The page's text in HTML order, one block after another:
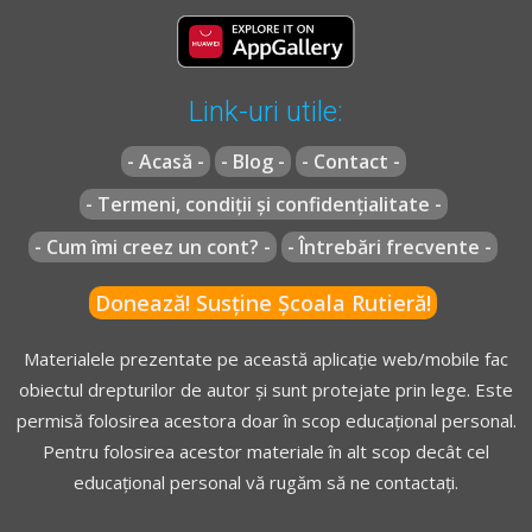
Link-uri utile:
- Acasă - - Blog -
- Contact -
- Termeni, condiții și confidențialitate -
- Cum îmi creez un cont? -
- Întrebări frecvente -
Donează! Susține Școala Rutieră!
Materialele prezentate pe această aplicație web/mobile fac
obiectul drepturilor de autor și sunt protejate prin lege. Este
permisă folosirea acestora doar în scop educațional personal.
Pentru folosirea acestor materiale în alt scop decât cel
educațional personal vă rugăm să ne contactați.